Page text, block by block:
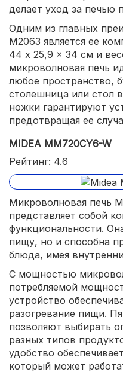
делает уход за печью
Одним из главных
M2063 является ее
44 x 25,9 x 34 см и
микроволновая печь
любое пространство,
столешница или стол
ножки гарантируют
предотвращая ее
MIDEA MM720CY6-W
Рейтинг: 4.6
Микроволновая печь
представляет собой
функциональности.
пищу, но и способна
блюда, имея
С мощностью
потребляемой
устройство
разогревание пищи.
позволяют выбирать
разных типов
удобство
который может